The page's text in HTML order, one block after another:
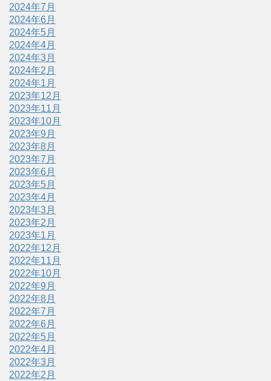
2024年7月
2024年6月
2024年5月
2024年4月
2024年3月
2024年2月
2024年1月
2023年12月
2023年11月
2023年10月
2023年9月
2023年8月
2023年7月
2023年6月
2023年5月
2023年4月
2023年3月
2023年2月
2023年1月
2022年12月
2022年11月
2022年10月
2022年9月
2022年8月
2022年7月
2022年6月
2022年5月
2022年4月
2022年3月
2022年2月